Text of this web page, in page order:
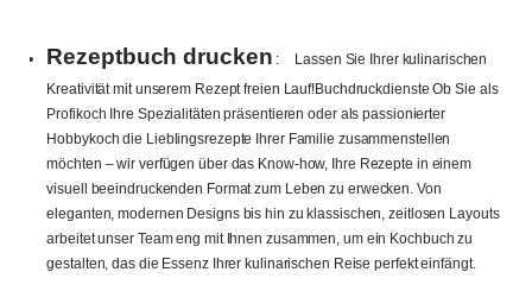
Rezeptbuch drucken :
Lassen Sie Ihrer kulinarischen
Kreativität mit unserem Rezept freien Lauf!Buchdruckdienste Ob Sie als
Profikoch Ihre Spezialitäten präsentieren oder als passionierter
Hobbykoch die Lieblingsrezepte Ihrer Familie zusammenstellen
möchten – wir verfügen über das Know-how, Ihre Rezepte in einem
visuell beeindruckenden Format zum Leben zu erwecken. Von
eleganten, modernen Designs bis hin zu klassischen, zeitlosen Layouts
arbeitet unser Team eng mit Ihnen zusammen, um ein Kochbuch zu
gestalten, das die Essenz Ihrer kulinarischen Reise perfekt einfängt.